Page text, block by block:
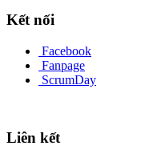
Kết nối
Facebook
Fanpage
ScrumDay
Liên kết